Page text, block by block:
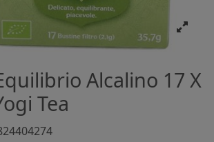
Alcalino 17 X
Tea